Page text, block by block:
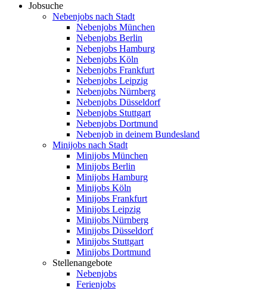
Jobsuche
Nebenjobs nach Stadt
Nebenjobs München
Nebenjobs Berlin
Nebenjobs Hamburg
Nebenjobs Köln
Nebenjobs Frankfurt
Nebenjobs Leipzig
Nebenjobs Nürnberg
Nebenjobs Düsseldorf
Nebenjobs Stuttgart
Nebenjobs Dortmund
Nebenjob in deinem Bundesland
Minijobs nach Stadt
Minijobs München
Minijobs Berlin
Minijobs Hamburg
Minijobs Köln
Minijobs Frankfurt
Minijobs Leipzig
Minijobs Nürnberg
Minijobs Düsseldorf
Minijobs Stuttgart
Minijobs Dortmund
Stellenangebote
Nebenjobs
Ferienjobs